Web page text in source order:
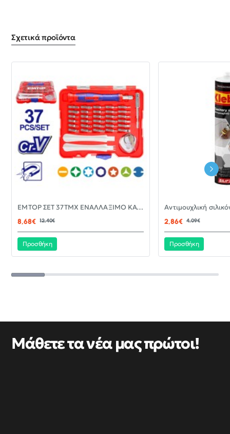
Σχετικά προϊόντα
-30%EMTOP ΣΕΤ 37ΤΜΧ ΕΝΑΛΛΑΞΙΜΟ ΚΑΤΣΑΒΙΔΙ ΜΕ ΜΥΤΕΣ EBST03702
8,68€
12,40€
Προσθήκη
2,86€ 4,09€
Προσθήκη
Μάθετε τα νέα μας πρώτοι!